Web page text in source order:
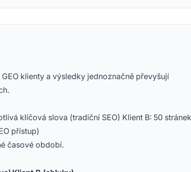
klienty a výsledky jednoznačně převyšují
klíčová slova (tradiční SEO) Klient B: 50 stránek
přístup)
časové období.